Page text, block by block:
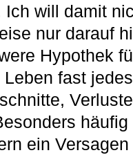
will damit
nur darauf
Hypothek
fast
ein